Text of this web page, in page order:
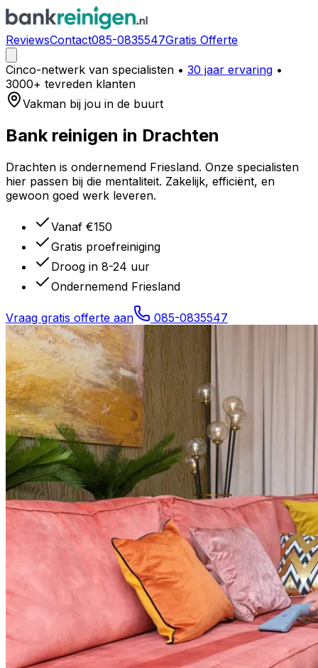
ReviewsContact085-0835547Gratis Offerte
Cinco-netwerk van specialisten • 30 jaar ervaring •
3000+ tevreden klanten
Vakman bij jou in de buurt
Bank reinigen in Drachten
Drachten is ondernemend Friesland. Onze specialisten
hier passen bij die mentaliteit. Zakelijk, efficiënt, en
gewoon goed werk leveren.
Vanaf €150
Gratis proefreiniging
Droog in 8-24 uur
Ondernemend Friesland
Vraag gratis offerte aan 085-0835547